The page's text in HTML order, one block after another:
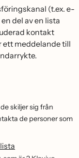
(t.ex. e-
del av en lista
kontakt
ett meddelande till
skiljer sig från
de personer som